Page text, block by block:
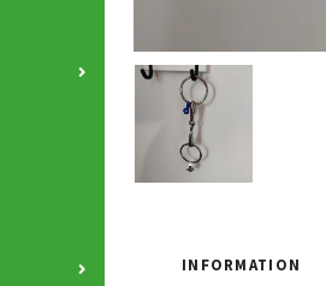
INFORMATION